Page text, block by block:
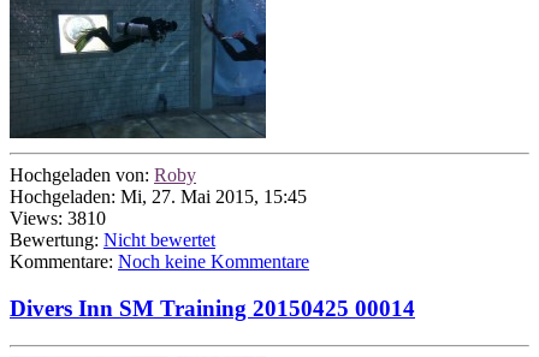
Hochgeladen von: Roby
Hochgeladen: Mi, 27. Mai 2015, 15:45
Views: 3810
Bewertung: Nicht bewertet
Kommentare: Noch keine Kommentare
Divers Inn SM Training 20150425 00014